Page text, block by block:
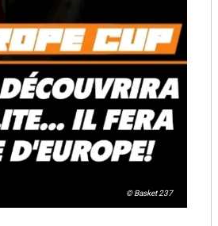
© Basket 237